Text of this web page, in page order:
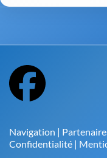
Navigation |
Confidentialité |